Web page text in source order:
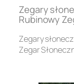
Zegary
Rubinowy
Zegary
Zegar